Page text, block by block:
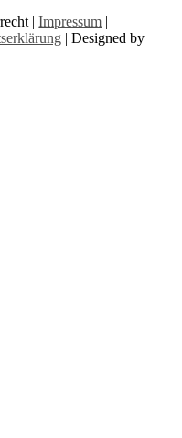
|Impressum |
| Designed by